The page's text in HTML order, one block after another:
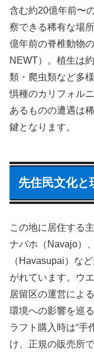
含む約20億年前〜
察できる稀有な場
億年前の脊椎動物
NEWT）。植生は
類・爬虫類など多
惧種のカリフォル
あるものの遭遇は
鍵となります。
先住民文化と
この地に居住する
ナバホ（Navajo）
（Havasupai）な
がれています。ウ
居留区の運営によ
環境への影響を巡
ラフト購入時は“手
け、正規の販売所